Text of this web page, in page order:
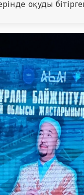
оқуды
атындағы ҰҒДСО
кадр
2023 жылдың
және…